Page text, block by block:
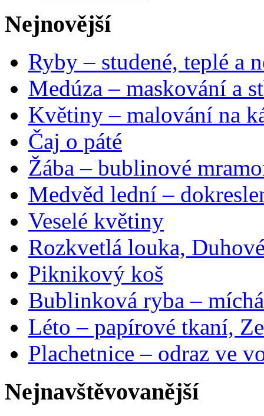
Nejnovější
Ryby – studené, teplé a
Medúza – maskování a
Květiny – malování na
Čaj o páté
Žába – bublinové
Medvěd lední –
Veselé květiny
Rozkvetlá louka,
Piknikový koš
Bublinková ryba –
Léto – papírové tkaní,
Plachetnice – odraz ve
Nejnavštěvovanější